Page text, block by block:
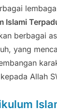
Islami
berbagai
yang
Allah